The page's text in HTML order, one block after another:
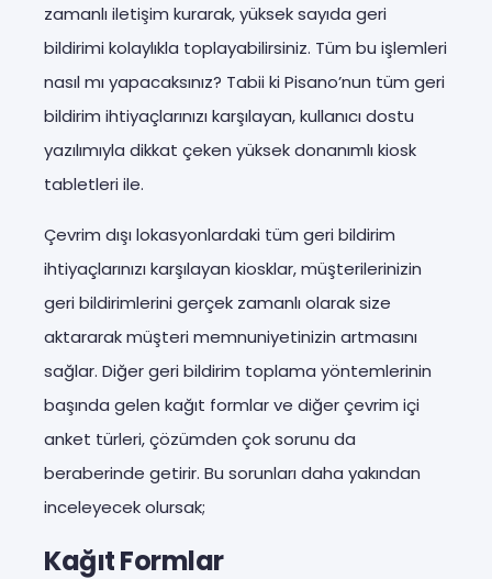
zamanlı iletişim kurarak, yüksek sayıda geri
bildirimi kolaylıkla toplayabilirsiniz. Tüm bu işlemleri
nasıl mı yapacaksınız? Tabii ki Pisano’nun tüm geri
bildirim ihtiyaçlarınızı karşılayan, kullanıcı dostu
yazılımıyla dikkat çeken yüksek donanımlı kiosk
tabletleri ile.
Çevrim dışı lokasyonlardaki tüm geri bildirim
ihtiyaçlarınızı karşılayan kiosklar, müşterilerinizin
geri bildirimlerini gerçek zamanlı olarak size
aktararak müşteri memnuniyetinizin artmasını
sağlar. Diğer geri bildirim toplama yöntemlerinin
başında gelen kağıt formlar ve diğer çevrim içi
anket türleri, çözümden çok sorunu da
beraberinde getirir. Bu sorunları daha yakından
inceleyecek olursak;
Kağıt Formlar